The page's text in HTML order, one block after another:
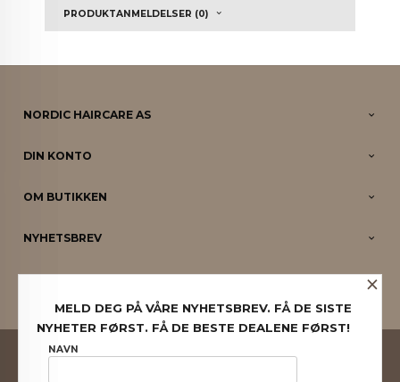
PRODUKTANMELDELSER (0)
NORDIC HAIRCARE AS
DIN KONTO
OM BUTIKKEN
NYHETSBREV
PARTNERE
FRAKT
×
MELD DEG PÅ VÅRE NYHETSBREV. FÅ DE SISTE
NYHETER FØRST. FÅ DE BESTE DEALENE FØRST!
NAVN